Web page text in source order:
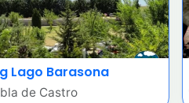
Lago Barasona
de Castro